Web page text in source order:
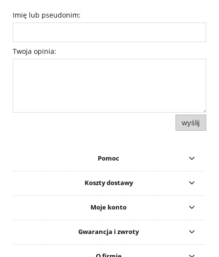
Imię lub pseudonim:
Twoja opinia:
wyślij
Pomoc
Koszty dostawy
Moje konto
Gwarancja i zwroty